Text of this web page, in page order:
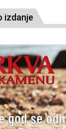
izdanje